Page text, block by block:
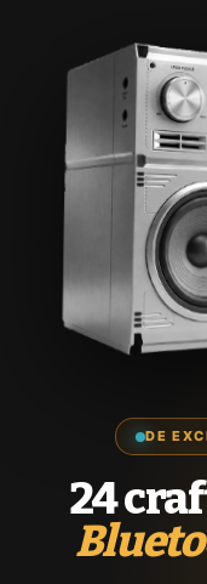
DE
24